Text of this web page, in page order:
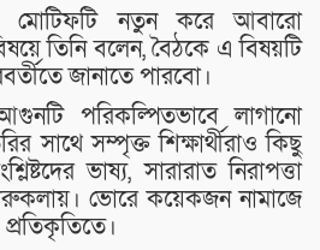
মোটিফটি নতুন করে আবারো
তিনি বলেন, বৈঠকে এ বিষয়টি
জানাতে পারবো।
পরিকল্পিতভাবে লাগানো
সাথে সম্পৃক্ত শিক্ষার্থীরাও কিছু
ভাষ্য, সারারাত নিরাপত্তা
ভোরে কয়েকজন নামাজে